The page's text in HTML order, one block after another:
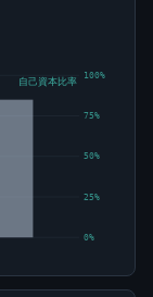
0%
25%
50%
75%
100%
自己資本比率